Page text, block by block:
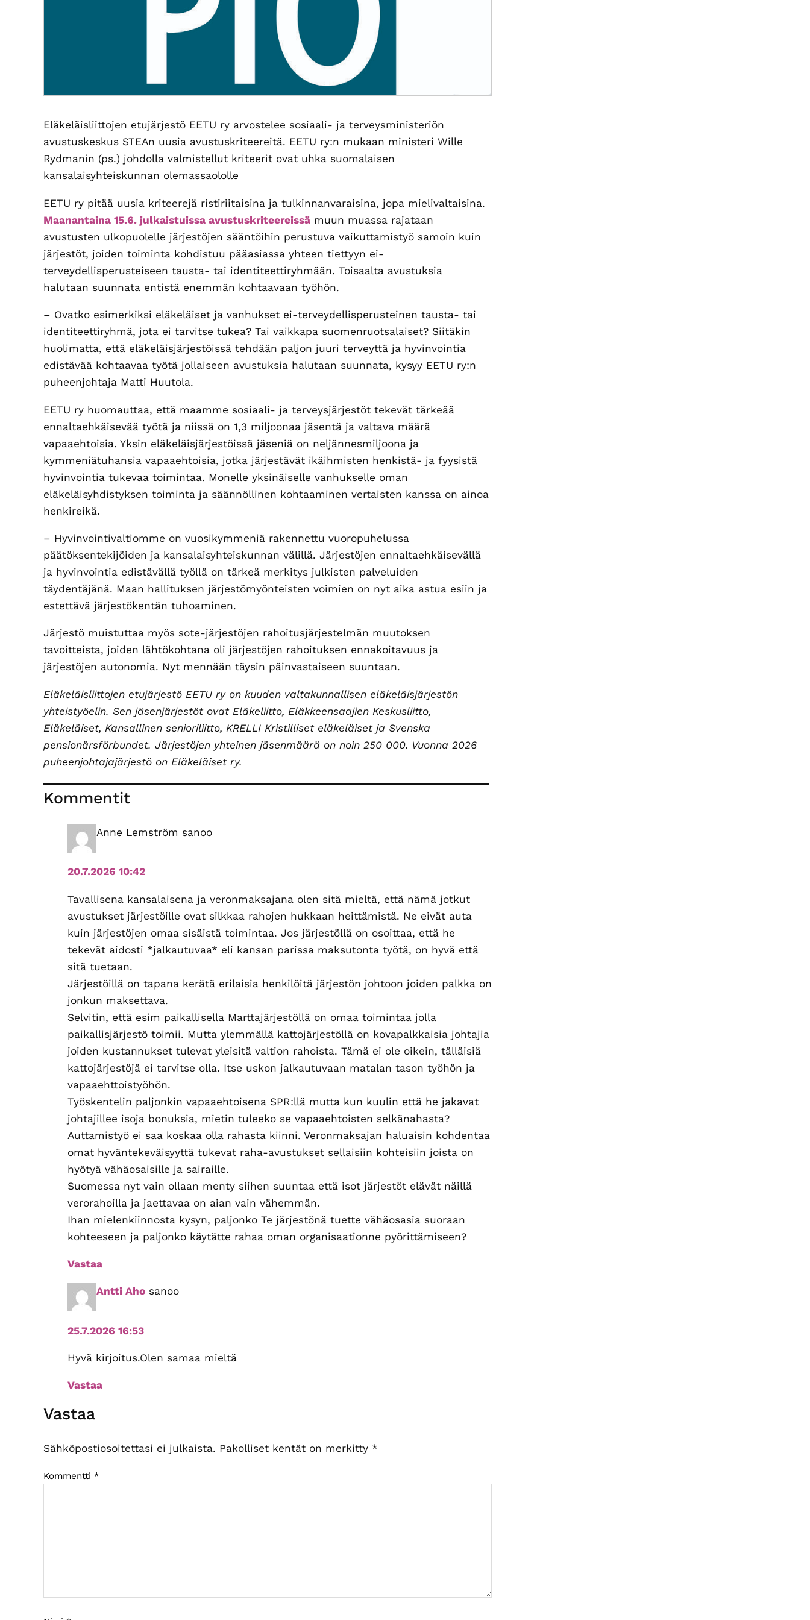
Eläkeläisliittojen etujärjestö EETU ry arvostelee sosiaali- ja terveysministeriön
avustuskeskus STEAn uusia avustuskriteereitä. EETU ry:n mukaan ministeri Wille
Rydmanin (ps.) johdolla valmistellut kriteerit ovat uhka suomalaisen
kansalaisyhteiskunnan olemassaololle
EETU ry pitää uusia kriteerejä ristiriitaisina ja tulkinnanvaraisina, jopa mielivaltaisina.
Maanantaina 15.6. julkaistuissa avustuskriteereissä muun muassa rajataan
avustusten ulkopuolelle järjestöjen sääntöihin perustuva vaikuttamistyö samoin kuin
järjestöt, joiden toiminta kohdistuu pääasiassa yhteen tiettyyn ei-
terveydellisperusteiseen tausta- tai identiteettiryhmään. Toisaalta avustuksia
halutaan suunnata entistä enemmän kohtaavaan työhön.
– Ovatko esimerkiksi eläkeläiset ja vanhukset ei-terveydellisperusteinen tausta- tai
identiteettiryhmä, jota ei tarvitse tukea? Tai vaikkapa suomenruotsalaiset? Siitäkin
huolimatta, että eläkeläisjärjestöissä tehdään paljon juuri terveyttä ja hyvinvointia
edistävää kohtaavaa työtä jollaiseen avustuksia halutaan suunnata, kysyy EETU ry:n
puheenjohtaja Matti Huutola.
EETU ry huomauttaa, että maamme sosiaali- ja terveysjärjestöt tekevät tärkeää
ennaltaehkäisevää työtä ja niissä on 1,3 miljoonaa jäsentä ja valtava määrä
vapaaehtoisia. Yksin eläkeläisjärjestöissä jäseniä on neljännesmiljoona ja
kymmeniätuhansia vapaaehtoisia, jotka järjestävät ikäihmisten henkistä- ja fyysistä
hyvinvointia tukevaa toimintaa. Monelle yksinäiselle vanhukselle oman
eläkeläisyhdistyksen toiminta ja säännöllinen kohtaaminen vertaisten kanssa on ainoa
henkireikä.
– Hyvinvointivaltiomme on vuosikymmeniä rakennettu vuoropuhelussa
päätöksentekijöiden ja kansalaisyhteiskunnan välillä. Järjestöjen ennaltaehkäisevällä
ja hyvinvointia edistävällä työllä on tärkeä merkitys julkisten palveluiden
täydentäjänä. Maan hallituksen järjestömyönteisten voimien on nyt aika astua esiin ja
estettävä järjestökentän tuhoaminen.
Järjestö muistuttaa myös sote-järjestöjen rahoitusjärjestelmän muutoksen
tavoitteista, joiden lähtökohtana oli järjestöjen rahoituksen ennakoitavuus ja
järjestöjen autonomia. Nyt mennään täysin päinvastaiseen suuntaan.
Eläkeläisliittojen etujärjestö EETU ry on kuuden valtakunnallisen eläkeläisjärjestön
yhteistyöelin. Sen jäsenjärjestöt ovat Eläkeliitto, Eläkkeensaajien Keskusliitto,
Eläkeläiset, Kansallinen senioriliitto, KRELLI Kristilliset eläkeläiset ja Svenska
pensionärsförbundet. Järjestöjen yhteinen jäsenmäärä on noin 250 000. Vuonna 2026
puheenjohtajajärjestö on Eläkeläiset ry.
Lukijan
vuorovaikutus
Kommentit
Anne Lemström sanoo
20.7.2026 10:42
Tavallisena kansalaisena ja veronmaksajana olen sitä mieltä, että nämä jotkut
avustukset järjestöille ovat silkkaa rahojen hukkaan heittämistä. Ne eivät auta
kuin järjestöjen omaa sisäistä toimintaa. Jos järjestöllä on osoittaa, että he
tekevät aidosti *jalkautuvaa* eli kansan parissa maksutonta työtä, on hyvä että
sitä tuetaan.
Järjestöillä on tapana kerätä erilaisia henkilöitä järjestön johtoon joiden palkka on
jonkun maksettava.
Selvitin, että esim paikallisella Marttajärjestöllä on omaa toimintaa jolla
paikallisjärjestö toimii. Mutta ylemmällä kattojärjestöllä on kovapalkkaisia johtajia
joiden kustannukset tulevat yleisitä valtion rahoista. Tämä ei ole oikein, tälläisiä
kattojärjestöjä ei tarvitse olla. Itse uskon jalkautuvaan matalan tason työhön ja
vapaaehttoistyöhön.
Työskentelin paljonkin vapaaehtoisena SPR:llä mutta kun kuulin että he jakavat
johtajillee isoja bonuksia, mietin tuleeko se vapaaehtoisten selkänahasta?
Auttamistyö ei saa koskaa olla rahasta kiinni. Veronmaksajan haluaisin kohdentaa
omat hyväntekeväisyyttä tukevat raha-avustukset sellaisiin kohteisiin joista on
hyötyä vähäosaisille ja sairaille.
Suomessa nyt vain ollaan menty siihen suuntaa että isot järjestöt elävät näillä
verorahoilla ja jaettavaa on aian vain vähemmän.
Ihan mielenkiinnosta kysyn, paljonko Te järjestönä tuette vähäosasia suoraan
kohteeseen ja paljonko käytätte rahaa oman organisaationne pyörittämiseen?
Vastaa
Antti Aho sanoo
25.7.2026 16:53
Hyvä kirjoitus.Olen samaa mieltä
Vastaa
Vastaa
Sähköpostiosoitettasi ei julkaista. Pakolliset kentät on merkitty *
Kommentti *